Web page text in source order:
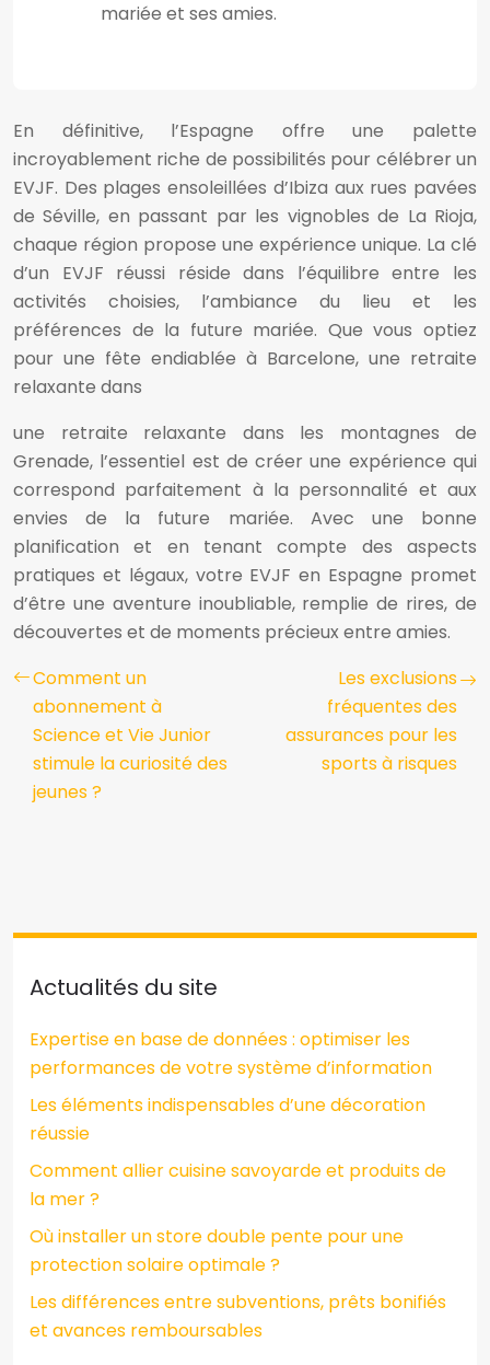
mariée et ses amies.
En définitive, l’Espagne offre une palette
incroyablement riche de possibilités pour célébrer un
EVJF. Des plages ensoleillées d’Ibiza aux rues pavées
de Séville, en passant par les vignobles de La Rioja,
chaque région propose une expérience unique. La clé
d’un EVJF réussi réside dans l’équilibre entre les
activités choisies, l’ambiance du lieu et les
préférences de la future mariée. Que vous optiez
pour une fête endiablée à Barcelone, une retraite
relaxante dans
une retraite relaxante dans les montagnes de
Grenade, l’essentiel est de créer une expérience qui
correspond parfaitement à la personnalité et aux
envies de la future mariée. Avec une bonne
planification et en tenant compte des aspects
pratiques et légaux, votre EVJF en Espagne promet
d’être une aventure inoubliable, remplie de rires, de
découvertes et de moments précieux entre amies.
Comment un
abonnement à
Science et Vie Junior
stimule la curiosité des
jeunes ?
Les exclusions
fréquentes des
assurances pour les
sports à risques
Actualités du site
Expertise en base de données : optimiser les
performances de votre système d’information
Les éléments indispensables d’une décoration
réussie
Comment allier cuisine savoyarde et produits de
la mer ?
Où installer un store double pente pour une
protection solaire optimale ?
Les différences entre subventions, prêts bonifiés
et avances remboursables